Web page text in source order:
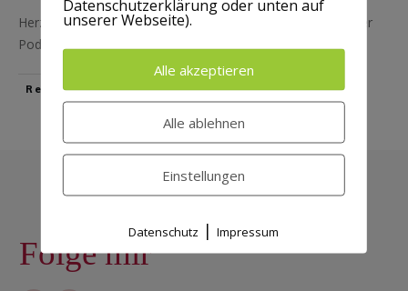
Herzlich Willkommen beim Schreib-Flausch Juhu, mein neuer
Podcast geht endlich an den Start! [tcb-script...
​Read More
Impressum|Datenschutz
Folge mir
Datenschutzerklärung oder unten auf
unserer Webseite).
Alle akzeptieren
Alle ablehnen
Einstellungen
Datenschutz |Impressum